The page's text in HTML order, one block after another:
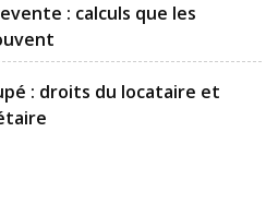
: calculs que les
: droits du locataire et